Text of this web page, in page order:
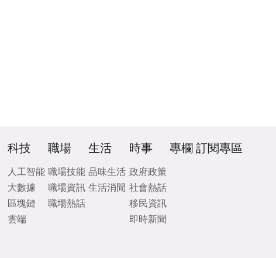
科技
人工智能
大數據
區塊鏈
雲端
職場
職場技能
職場資訊
職場熱話
生活
品味生活
生活消閒
時事
政府政策
社會熱話
移民資訊
即時新聞
專欄 訂閱專區